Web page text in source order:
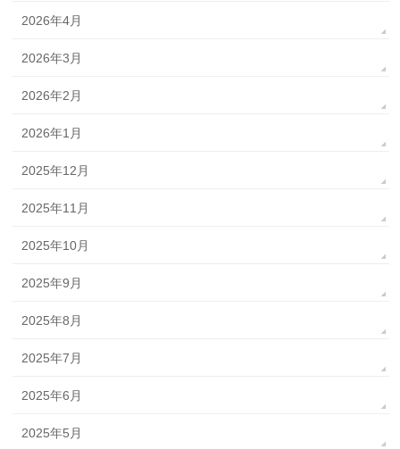
2026年4月
2026年3月
2026年2月
2026年1月
2025年12月
2025年11月
2025年10月
2025年9月
2025年8月
2025年7月
2025年6月
2025年5月